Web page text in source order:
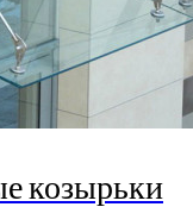
козырьки